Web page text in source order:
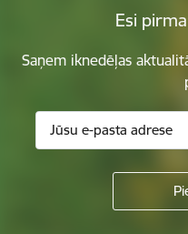
Esi
Saņem iknedēļas